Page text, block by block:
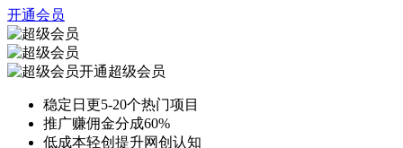
开通会员
开通超级会员
稳定日更5-20个热门项目
推广赚佣金分成60%
低成本轻创提升网创认知